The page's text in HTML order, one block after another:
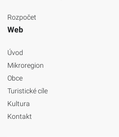
Rozpočet
Web
Úvod
Mikroregion
Obce
Turistické cíle
Kultura
Kontakt